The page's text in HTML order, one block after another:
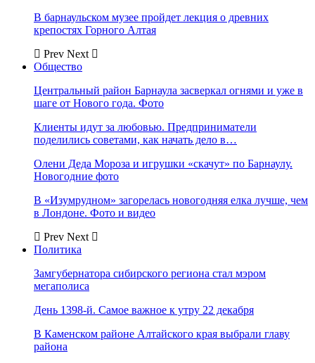
В барнаульском музее пройдет лекция о древних
крепостях Горного Алтая
Prev Next
Общество
Центральный район Барнаула засверкал огнями и уже в
шаге от Нового года. Фото
Клиенты идут за любовью. Предприниматели
поделились советами, как начать дело в…
Олени Деда Мороза и игрушки «скачут» по Барнаулу.
Новогодние фото
В «Изумрудном» загорелась новогодняя елка лучше, чем
в Лондоне. Фото и видео
Prev Next
Политика
Замгубернатора сибирского региона стал мэром
мегаполиса
День 1398-й. Самое важное к утру 22 декабря
В Каменском районе Алтайского края выбрали главу
района